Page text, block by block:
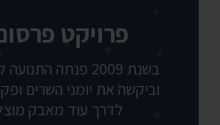
פרויקט
בשנת 2009 פנתה
וביקשה את יומני השרים
לדרך עוד מאבק